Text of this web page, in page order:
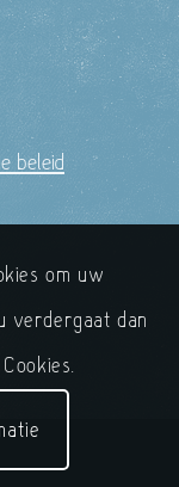
beleid
om uw
verdergaat dan